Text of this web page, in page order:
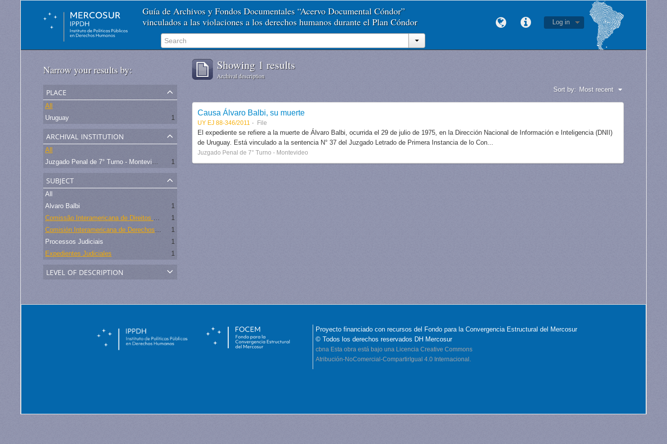
Guía de Archivos y Fondos Documentales “Acervo Documental Cóndor”
vinculados a las violaciones a los derechos humanos durante el Plan Cóndor
Log in
Narrow your results by:
place
All
Uruguay
1
archival institution
All
Juzgado Penal de 7° Turno - Montevideo
1
subject
All
Alvaro Balbi
1
Comissão Interamericana de Direitos Humanos
1
Comisión Interamericana de Derechos Humanos
1
Processos Judiciais
1
Expedientes Judiciales
1
level of description
Showing 1 results
Archival description
Sort by: Most recent
Causa Álvaro Balbi, su muerte
UY EJ 88-346/2011 File
El expediente se refiere a la muerte de Álvaro Balbi, ocurrida el 29 de julio de 1975, en la Dirección Nacional de Información e Inteligencia (DNII)
de Uruguay. Está vinculado a la sentencia N° 37 del Juzgado Letrado de Primera Instancia de lo Con...
Juzgado Penal de 7° Turno - Montevideo
Proyecto financiado con recursos del Fondo para la Convergencia Estructural del Mercosur
© Todos los derechos reservados DH Mercosur
cbna Esta obra está bajo una Licencia Creative Commons
Atribución-NoComercial-CompartirIgual 4.0 Internacional.